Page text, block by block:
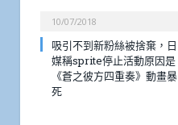
10/07/2018
吸引不到新粉絲被捨棄，日
媒稱sprite停止活動原因是
《蒼之彼方四重奏》動畫暴
死